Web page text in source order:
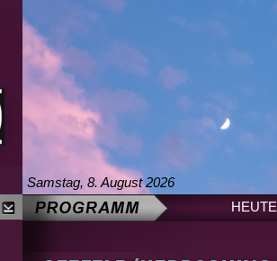
Samstag, 8. August 2026
HEUTE